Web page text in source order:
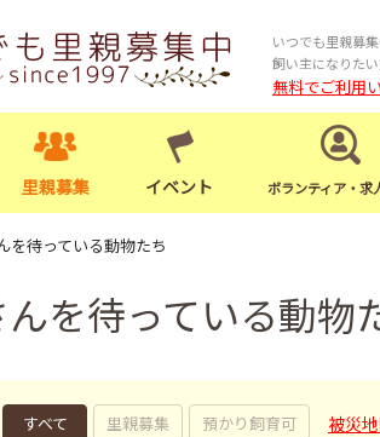
いつでも里親募
飼い主になりた
無料でご利用
里親募集 イベント ボランティア・求
を待っている動物たち
を待っている動物
すべて 里親募集 預かり飼育可 被災